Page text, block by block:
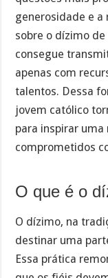
generosidade e a
sobre o dízimo
consegue
apenas com
talentos. Dessa
jovem católico
para inspirar uma
comprometidos
O que é o
O dízimo, na
destinar uma
Essa prática